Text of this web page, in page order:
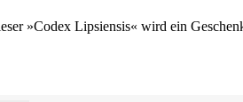
»Codex Lipsiensis« wird ein